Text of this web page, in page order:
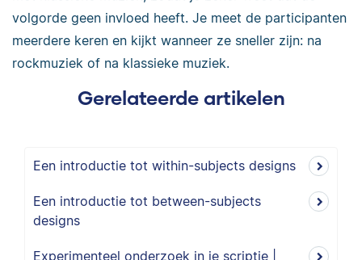
volgorde geen invloed heeft. Je meet de participanten
meerdere keren en kijkt wanneer ze sneller zijn: na
rockmuziek of na klassieke muziek.
Gerelateerde artikelen
Een introductie tot within-subjects designs
Een introductie tot between-subjects
designs
Experimenteel onderzoek in je scriptie |